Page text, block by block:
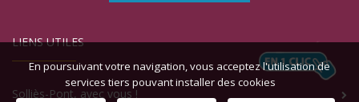
LIENS UTILES
Solliès-Pont, avec vous !
En poursuivant votre navigation, vous acceptez l'utilisation de
services tiers pouvant installer des cookies